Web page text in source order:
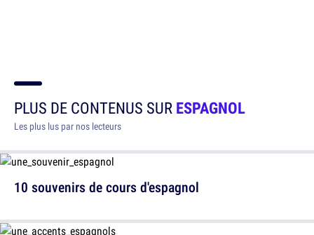
PLUS DE CONTENUS SURESPAGNOL
Les plus lus par nos lecteurs
10 souvenirs de cours d'espagnol